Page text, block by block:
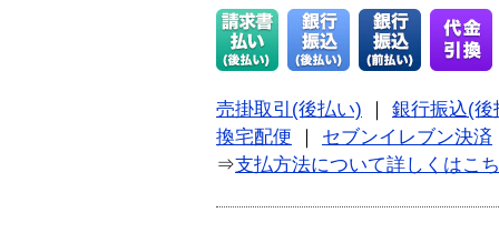
売掛取引(後払い)
銀行振込(後
換宅配便
セブンイレブン決済
⇒支払方法について詳しくはこ